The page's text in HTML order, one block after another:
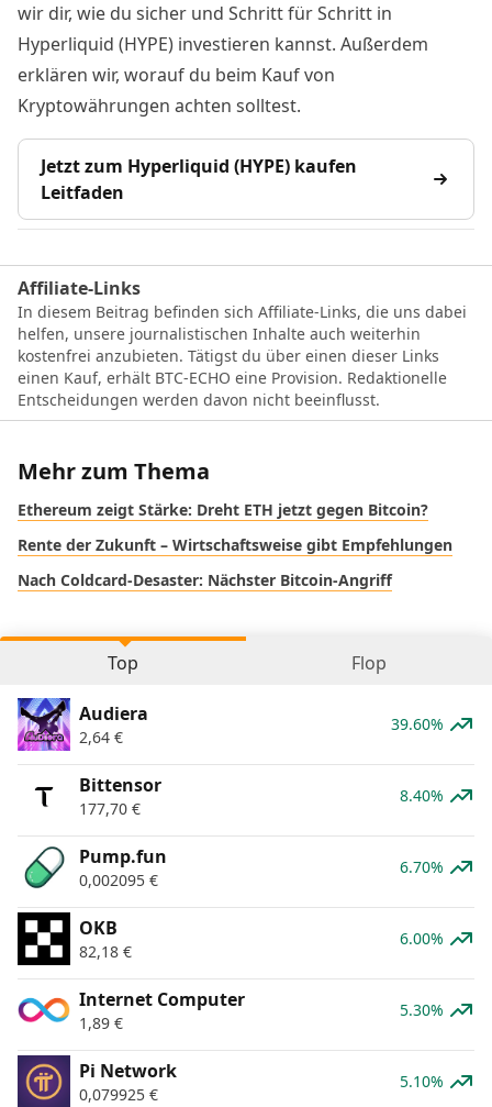
wir dir, wie du sicher und Schritt für Schritt in
Hyperliquid (HYPE) investieren kannst. Außerdem
erklären wir, worauf du beim Kauf von
Kryptowährungen achten solltest.
Jetzt zum Hyperliquid (HYPE) kaufen
Leitfaden
Affiliate-Links
In diesem Beitrag befinden sich Affiliate-Links, die uns dabei
helfen, unsere journalistischen Inhalte auch weiterhin
kostenfrei anzubieten. Tätigst du über einen dieser Links
einen Kauf, erhält BTC-ECHO eine Provision. Redaktionelle
Entscheidungen werden davon nicht beeinflusst.
Mehr zum Thema
Ethereum zeigt Stärke: Dreht ETH jetzt gegen Bitcoin?
Rente der Zukunft – Wirtschaftsweise gibt Empfehlungen
Nach Coldcard-Desaster: Nächster Bitcoin-Angriff
Top Flop
Audiera
2,64 €
39.60%
Bittensor
177,70 €
8.40%
Pump.fun
0,002095 €
6.70%
OKB
82,18 €
6.00%
Internet Computer
1,89 €
5.30%
Pi Network
0,079925 €
5.10%